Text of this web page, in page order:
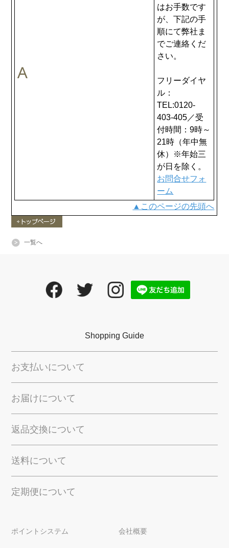
はお手数です
が、下記の手
順にて弊社ま
でご連絡くだ
さい。
フリーダイヤ
ル：
TEL:0120-
403-405／受
付時間：9時～
21時（年中無
休）※年始三
が日を除く。
お問合せフォ
ーム
▲このページの先頭へ
一覧へ
Shopping Guide
お支払いについて
お届けについて
返品交換について
送料について
定期便について
ポイントシステム 会社概要